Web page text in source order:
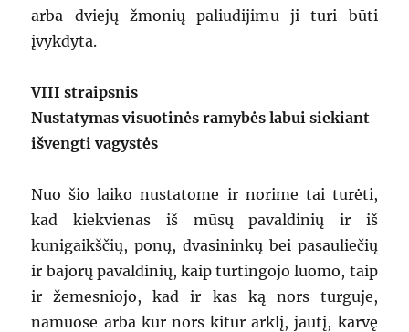
arba dviejų žmonių paliudijimu ji turi būti
įvykdyta.
VIII straipsnis
Nustatymas visuotinės ramybės labui siekiant
išvengti vagystės
Nuo šio laiko nustatome ir norime tai turėti,
kad kiekvienas iš mūsų pavaldinių ir iš
kunigaikščių, ponų, dvasininkų bei pasauliečių
ir bajorų pavaldinių, kaip turtingojo luomo, taip
ir žemesniojo, kad ir kas ką nors turguje,
namuose arba kur nors kitur arklį, jautį, karvę